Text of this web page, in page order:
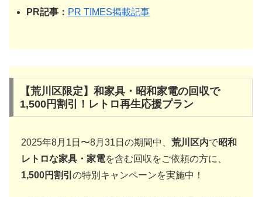
PR記事： PR TIMES掲載記事
【荒川区限定】和家具・昭和家電の回収で
1,500円割引！レトロ再生応援プラン
2025年8月1日〜8月31日の期間中、 荒川区内で昭和
レトロな家具・家電を含む回収をご依頼の方に、
1,500円割引 の特別キャンペーンを実施中！